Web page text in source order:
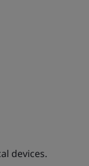
devices.